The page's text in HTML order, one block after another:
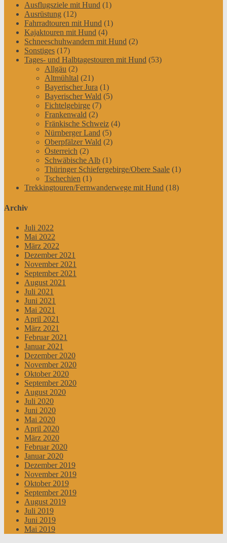
Ausflugsziele mit Hund (1)
Ausrüstung (12)
Fahrradtouren mit Hund (1)
Kajaktouren mit Hund (4)
Schneeschuhwandern mit Hund (2)
Sonstiges (17)
Tages- und Halbtagestouren mit Hund (53)
Allgäu (2)
Altmühltal (21)
Bayerischer Jura (1)
Bayerischer Wald (5)
Fichtelgebirge (7)
Frankenwald (2)
Fränkische Schweiz (4)
Nürnberger Land (5)
Oberpfälzer Wald (2)
Österreich (2)
Schwäbische Alb (1)
Thüringer Schiefergebirge/Obere Saale (1)
Tschechien (1)
Trekkingtouren/Fernwanderwege mit Hund (18)
Archiv
Juli 2022
Mai 2022
März 2022
Dezember 2021
November 2021
September 2021
August 2021
Juli 2021
Juni 2021
Mai 2021
April 2021
März 2021
Februar 2021
Januar 2021
Dezember 2020
November 2020
Oktober 2020
September 2020
August 2020
Juli 2020
Juni 2020
Mai 2020
April 2020
März 2020
Februar 2020
Januar 2020
Dezember 2019
November 2019
Oktober 2019
September 2019
August 2019
Juli 2019
Juni 2019
Mai 2019